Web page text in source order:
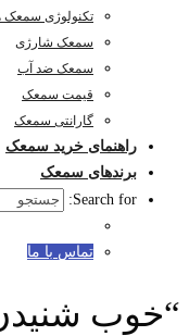
تکنولوژی سمعک
سمعک شارژی
سمعک ضد آب
قیمت سمعک
گارانتی سمعک
راهنمای خرید سمعک
برندهای سمعک
Search for:
تماس با ما
“خوب